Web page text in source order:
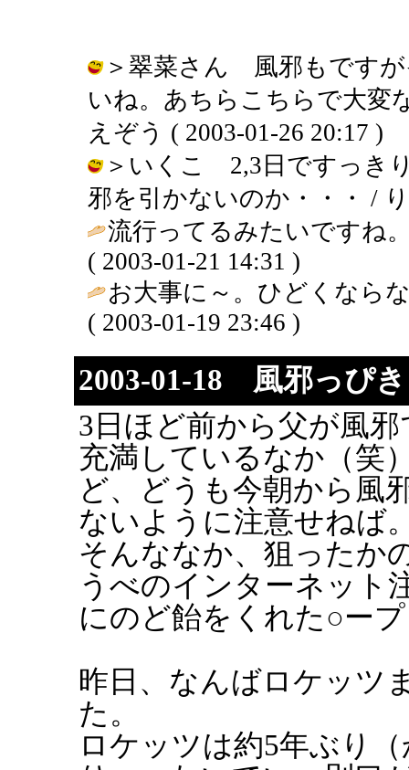
＞翠菜さん 風邪もですが
いね。あちらこちらで大変
えぞう ( 2003-01-26 20:17 )
＞いくこ 2,3日ですっき
邪を引かないのか・・・ /
流行ってるみたいですね
( 2003-01-21 14:31 )
お大事に～。ひどくなら
( 2003-01-19 23:46 )
2003-01-18 風邪っぴ
3日ほど前から父が風
充満しているなか（笑
ど、どうも今朝から風
ないように注意せねば
そんななか、狙ったか
うべのインターネット
にのど飴をくれた○ー
昨日、なんばロケッツ
た。
ロケッツは約5年ぶり